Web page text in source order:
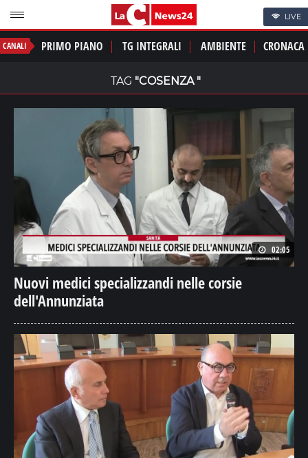
LIVE
CANALI PRIMO PIANO TG INTEGRALI AMBIENTE CRONACA
TAG "COSENZA "
02:05
Nuovi medici specializzandi nelle corsie
dell'Annunziata